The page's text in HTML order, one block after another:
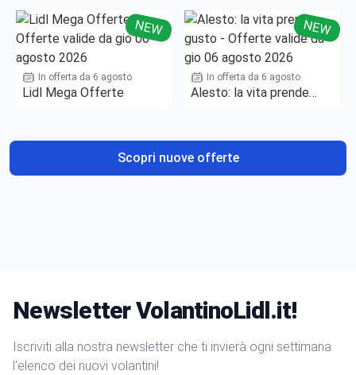
NEW
In offerta da 6 agosto
Lidl Mega Offerte
NEW
In offerta da 6 agosto
Alesto: la vita prende
Scopri nuove offerte
Newsletter VolantinoLidl.it!
Iscriviti alla nostra newsletter che ti invierà ogni settimana
l'elenco dei nuovi volantini!